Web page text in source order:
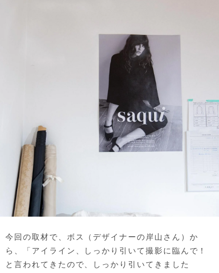
今回の取材で、 ボス（デザイナーの岸山さん）か
ら、
「アイライン、しっかり引いて撮影に臨んで！
と言われてきたので、
しっかり引いてきました